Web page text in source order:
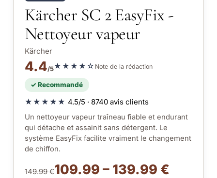
Kärcher SC 2 EasyFix -
Nettoyeur vapeur
Kärcher
4.4/5★★★★☆ Note de la rédaction
✓ Recommandé
★★★★★ 4.5/5 · 8740 avis clients
Un nettoyeur vapeur traîneau fiable et endurant
qui détache et assainit sans détergent. Le
système EasyFix facilite vraiment le changement
de chiffon.
149.99 €109.99 – 139.99 €